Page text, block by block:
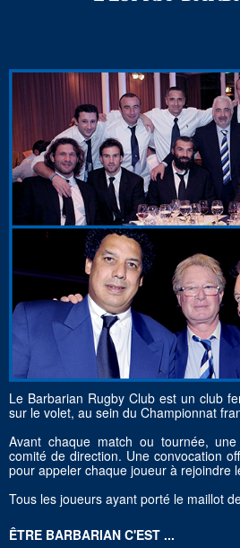
Le Barbarian Rugby Club est un club
sur le volet, au sein du Championnat
Avant chaque match ou tournée,
comité de direction. Une convocation
pour appeler chaque joueur à rejoindre
Tous les joueurs ayant porté le maillot
ÊTRE BARBARIAN C'EST ...